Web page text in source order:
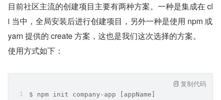
目前社区主流的创建项目主要有两种方案。一种是集成在 cl
i 当中，全局安装后进行创建项目，另外一种是使用 npm 或
yarn 提供的 create 方案，这也是我们这次选择的方案。
使用方式如下：
$ npm init company-app [appName]
复制代码